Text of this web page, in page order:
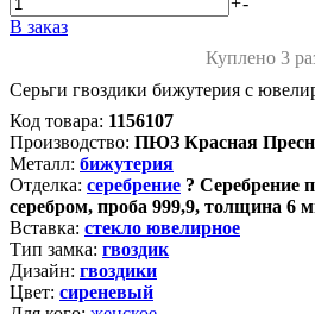
В заказ
Куплено 3
Серьги гвоздики бижутерия с
Код товара: 1156107
Производство: ПЮЗ Красная
Металл: бижутерия
Отделка: серебрение ? Серебрение
серебром, проба 999,9, толщина 6
Вставка: стекло ювелирное
Тип замка: гвоздик
Дизайн: гвоздики
Цвет: сиреневый